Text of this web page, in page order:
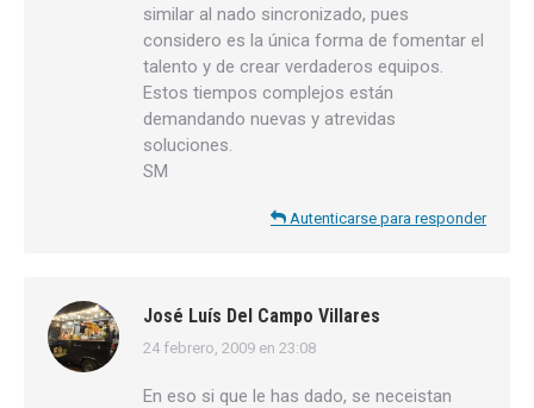
similar al nado sincronizado, pues
considero es la única forma de fomentar el
talento y de crear verdaderos equipos.
Estos tiempos complejos están
demandando nuevas y atrevidas
soluciones.
SM
Autenticarse para responder
José Luís Del Campo Villares
dice:
24 febrero, 2009 en 23:08
En eso si que le has dado, se neceistan